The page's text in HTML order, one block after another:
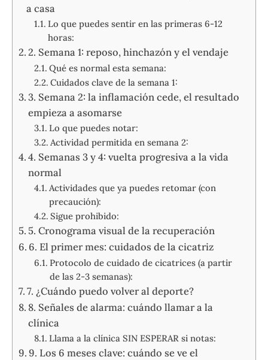
a casa
Lo que puedes sentir en las primeras 6-12
horas:
2. Semana 1: reposo, hinchazón y el vendaje
Qué es normal esta semana:
Cuidados clave de la semana 1:
3. Semana 2: la inflamación cede, el resultado
empieza a asomarse
Lo que puedes notar:
Actividad permitida en semana 2:
4. Semanas 3 y 4: vuelta progresiva a la vida
normal
Actividades que ya puedes retomar (con
precaución):
Sigue prohibido:
5. Cronograma visual de la recuperación
6. El primer mes: cuidados de la cicatriz
Protocolo de cuidado de cicatrices (a partir
de las 2-3 semanas):
7. ¿Cuándo puedo volver al deporte?
8. Señales de alarma: cuándo llamar a la
clínica
Llama a la clínica SIN ESPERAR si notas:
9. Los 6 meses clave: cuándo se ve el